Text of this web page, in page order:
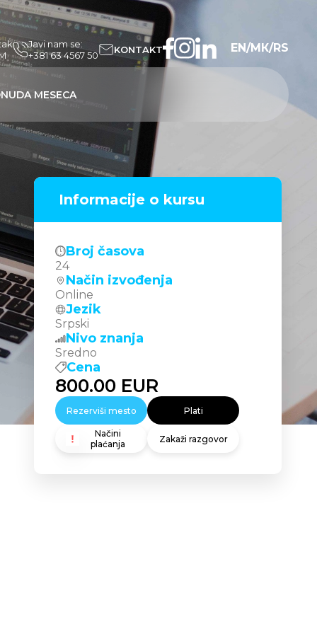
Javi nam se:
+381 63 4567 50
KONTAKT EN/МК/RS
MESECA
Informacije o kursu
Broj časova
24
Način izvođenja
Online
Jezik
Srpski
Nivo znanja
Sredno
Cena
800.00 EUR
Rezerviši mesto Plati
Načini
plaćanja
Zakaži razgovor